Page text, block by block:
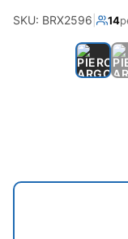
SKU: BRX2596 14